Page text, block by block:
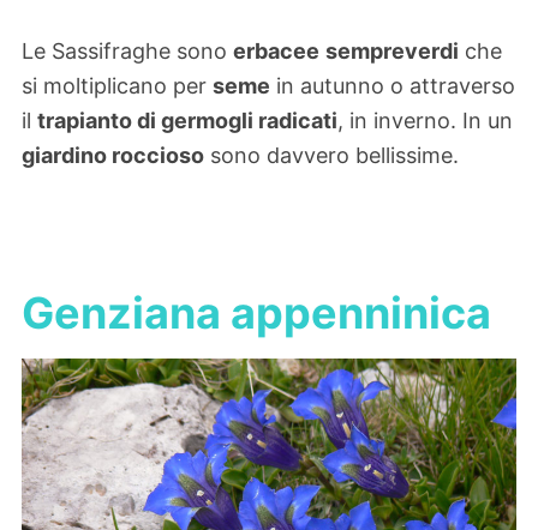
Le Sassifraghe sono erbacee sempreverdi che
si moltiplicano per seme in autunno o attraverso
il trapianto di germogli radicati, in inverno. In un
giardino roccioso sono davvero bellissime.
Genziana appenninica